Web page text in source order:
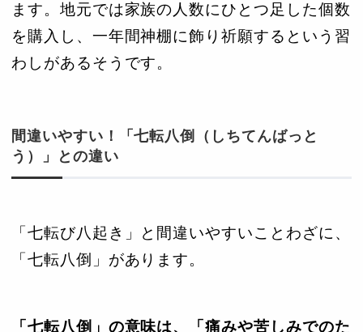
ます。地元では家族の人数にひとつ足した個数
を購入し、一年間神棚に飾り祈願するという習
わしがあるそうです。
間違いやすい！「七転八倒（しちてんばっと
う）」との違い
「七転び八起き」と間違いやすいことわざに、
「七転八倒」があります。
「七転八倒」の意味は、「痛みや苦しみでのた